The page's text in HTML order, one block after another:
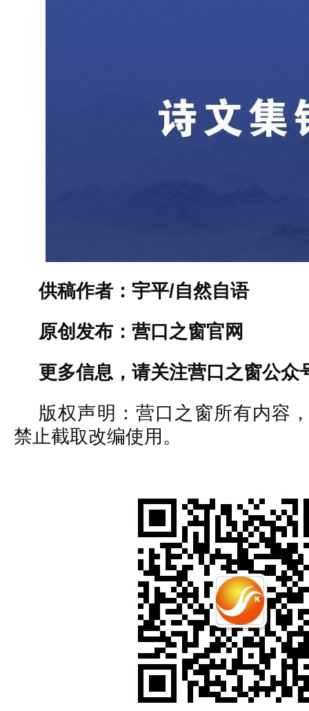
供稿作者：宇平/自然自语
原创发布：营口之窗官网
更多信息，请关注营口之窗公众
版权声明：营口之窗所有内容
禁止截取改编使用。